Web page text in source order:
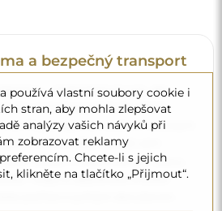
a bezpečný transport
– postaráme se o to, aby
zcela bezpečně do vašich
Disponujeme vlastním vozovým
personálem, díky čemuž vám
dorazí v neporušeném stavu,
I když si objednáte zrcadlo
používá vlastní soubory cookie i
stran, aby mohla zlepšovat
analýzy vašich návyků při
zobrazovat reklamy
Chcete-li s jejich
klikněte na tlačítko „Přijmout“.